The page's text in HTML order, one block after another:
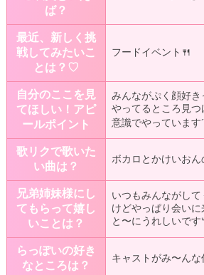
ば？
最近、新しく挑
戦してみたいこ
とは？♡
フードイベント🍴
自分のここを見
てほしい！アピ
ールポイント
みんながぷく顔好
やってるところ見
意識でやっています
歌リクで歌いた
い曲は？
ボカロとかけいおん
兄弟姉妹様にし
てもらって嬉し
いことは？
いつもみんながし
けどやっぱり会い
と〜にうれしいです
らっぽいの好き
なところは？
キャストがみ〜ん